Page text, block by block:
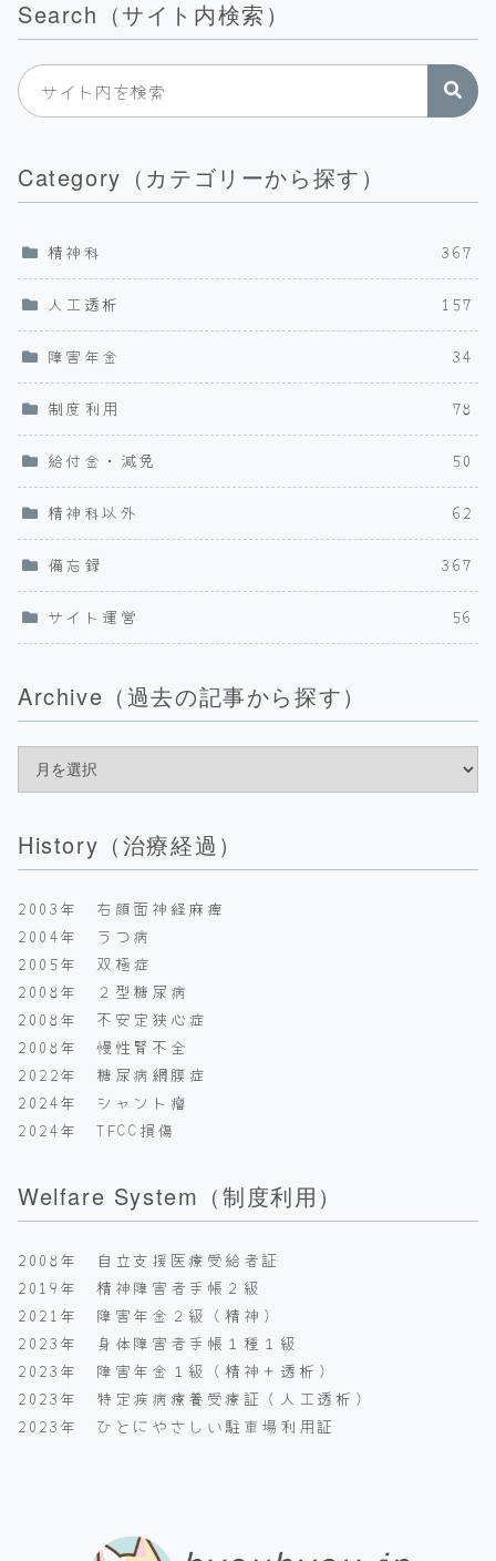
Search（サイト内検索）
Category（カテゴリーから探す）
精神科 367
人工透析 157
障害年金 34
制度利用 78
給付金・減免 50
精神科以外 62
備忘録 367
サイト運営 56
Archive（過去の記事から探す）
History（治療経過）
2003年 右顔面神経麻痺
2004年 うつ病
2005年 双極症
2008年 ２型糖尿病
2008年 不安定狭心症
2008年 慢性腎不全
2022年 糖尿病網膜症
2024年 シャント瘤
2024年 TFCC損傷
Welfare System（制度利用）
2008年 自立支援医療受給者証
2019年 精神障害者手帳２級
2021年 障害年金２級（精神）
2023年 身体障害者手帳１種１級
2023年 障害年金１級（精神＋透析）
2023年 特定疾病療養受療証（人工透析）
2023年 ひとにやさしい駐車場利用証